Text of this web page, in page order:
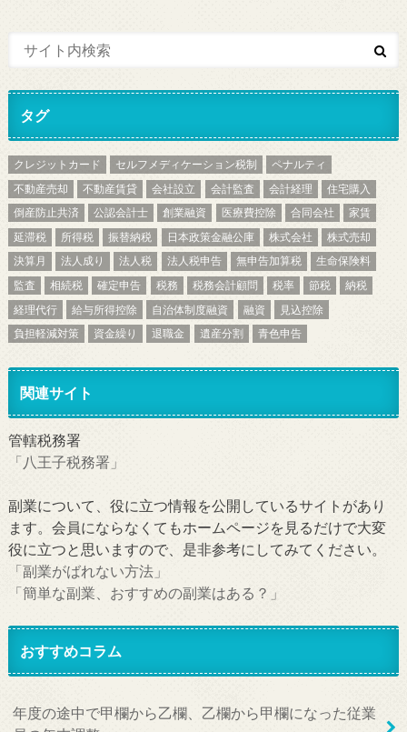
タグ
クレジットカード セルフメディケーション税制
ペナルティ
不動産売却
不動産賃貸 会社設立 会計監査 会計経理
住宅購入
倒産防止共済
公認会計士 創業融資 医療費控除 合同会社
家賃
延滞税
所得税 振替納税 日本政策金融公庫 株式会社
株式売却
決算月
法人成り 法人税 法人税申告 無申告加算税
生命保険料
監査
相続税 確定申告 税務 税務会計顧問 税率 節税
納税
経理代行
給与所得控除 自治体制度融資 融資
見込控除
負担軽減対策
資金繰り 退職金 遺産分割 青色申告
関連サイト
管轄税務署
「八王子税務署」
副業について、役に立つ情報を公開しているサイトがあり
ます。会員にならなくてもホームページを見るだけで大変
役に立つと思いますので、是非参考にしてみてください。
「副業がばれない方法」
「簡単な副業、おすすめの副業はある？」
おすすめコラム
年度の途中で甲欄から乙欄、乙欄から甲欄になった従業